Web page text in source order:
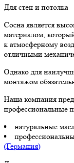
Для стен и потолка
Сосна является
материалом,
к атмосферному
отличными
Однако для
монтажом
Наша компания
профессиональные
натуральные
(Германия)